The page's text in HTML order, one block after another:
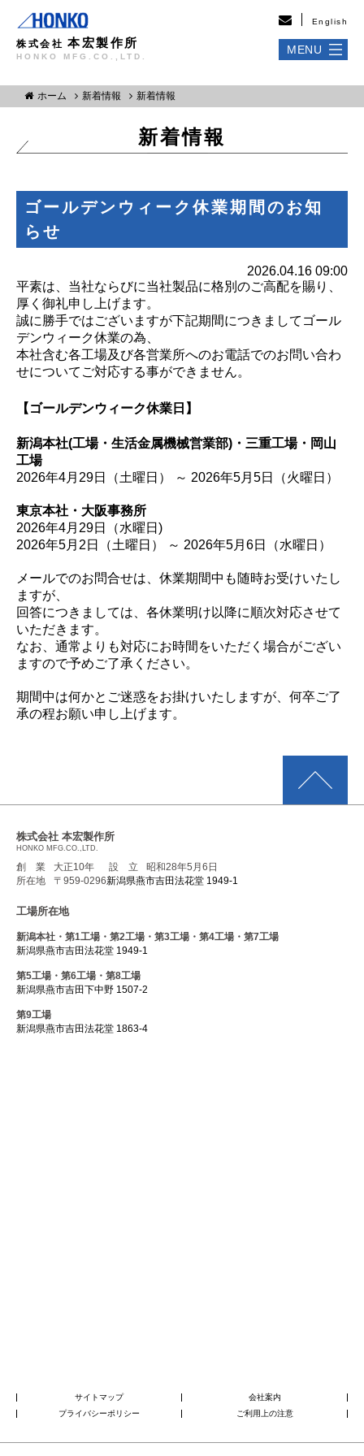
株式会社 本宏製作所
HONKO MFG.CO.,LTD.
English
MENU
ホーム 新着情報 新着情報
新着情報
ゴールデンウィーク休業期間のお知
らせ
2026.04.16 09:00
平素は、当社ならびに当社製品に格別のご高配を賜り、
厚く御礼申し上げます。
誠に勝手ではございますが下記期間につきましてゴール
デンウィーク休業の為、
本社含む各工場及び各営業所へのお電話でのお問い合わ
せについてご対応する事ができません。
【ゴールデンウィーク休業日】
新潟本社(工場・生活金属機械営業部)・三重工場・岡山
工場
2026年4月29日（土曜日） ～ 2026年5月5日（火曜日）
東京本社・大阪事務所
2026年4月29日（水曜日)
2026年5月2日（土曜日） ～ 2026年5月6日（水曜日）
メールでのお問合せは、休業期間中も随時お受けいたし
ますが、
回答につきましては、各休業明け以降に順次対応させて
いただきます。
なお、通常よりも対応にお時間をいただく場合がござい
ますので予めご了承ください。
期間中は何かとご迷惑をお掛けいたしますが、何卒ご了
承の程お願い申し上げます。
株式会社 本宏製作所
HONKO MFG.CO.,LTD.
創 業 大正10年 設 立
昭和28年5月6日
所在地
〒959-0296新潟県燕市吉田法花堂 1949-1
工場所在地
新潟本社・第1工場・第2工場・第3工場・第4工場・第7工場
新潟県燕市吉田法花堂 1949-1
第5工場・第6工場・第8工場
新潟県燕市吉田下中野 1507-2
第9工場
新潟県燕市吉田法花堂 1863-4
サイトマップ
会社案内
プライバシーポリシー
ご利用上の注意